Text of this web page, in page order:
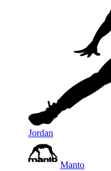
Jordan
Manto